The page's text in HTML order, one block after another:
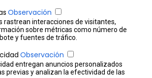
Observación
rastrean interacciones de visitantes,
sobre métricas como número de
y fuentes de tráfico.
Observación
entregan anuncios personalizados
previas y analizan la efectividad de las